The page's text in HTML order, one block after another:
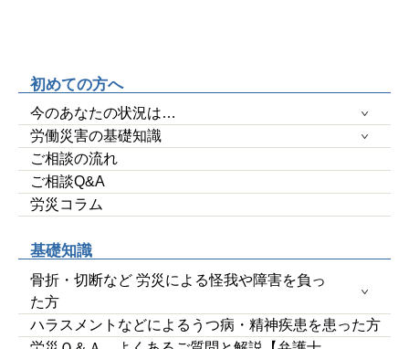
初めての方へ
今のあなたの状況は…
労働災害の基礎知識
ご相談の流れ
ご相談Q&A
労災コラム
基礎知識
骨折・切断など 労災による怪我や障害を負っ
た方
ハラスメントなどによるうつ病・精神疾患を患った方